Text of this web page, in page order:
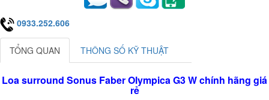
0933.252.606
TỔNG QUAN THÔNG SỐ KỸ THUẬT
Loa surround Sonus Faber Olympica G3 W chính hãng giá
rẻ